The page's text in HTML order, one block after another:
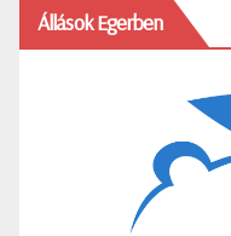
Állások Egerben